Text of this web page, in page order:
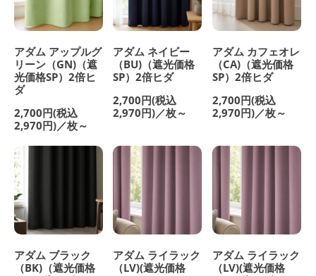
アダム アップルグ
リーン（GN)（遮
光価格SP）2倍ヒ
ダ
2,700円(税込
2,970円)／枚～
アダム ネイビー
（BU)（遮光価格
SP）2倍ヒダ
2,700円(税込
2,970円)／枚～
アダム カフェオレ
（CA)（遮光価格
SP）2倍ヒダ
2,700円(税込
2,970円)／枚～
アダム ブラック
（BK)（遮光価格
アダム ライラック
（LV)(遮光価格
アダム ライラック
（LV)(遮光価格